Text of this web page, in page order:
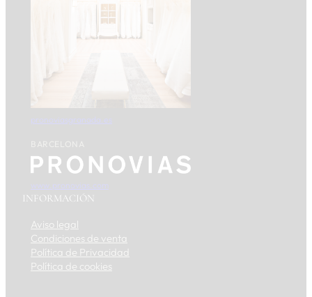
pronoviasgranada.es
www.pronovias.com
INFORMACIÓN
Aviso legal
Condiciones de venta
Política de Privacidad
Política de cookies